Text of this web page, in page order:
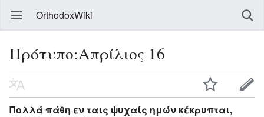
OrthodoxWiki
Πρότυπο:Απρίλιος 16
Πολλά πάθη εν ταις ψυχαίς ημών κέκρυπται,